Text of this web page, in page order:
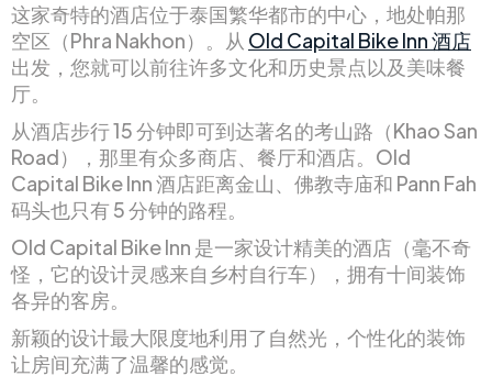
这家奇特的酒店位于泰国繁华都市的中心，地处帕那
空区（Phra Nakhon）。从 Old Capital Bike Inn 酒店
出发，您就可以前往许多文化和历史景点以及美味餐
厅。
从酒店步行 15 分钟即可到达著名的考山路（Khao San
Road），那里有众多商店、餐厅和酒店。Old
Capital Bike Inn 酒店距离金山、佛教寺庙和 Pann Fah
码头也只有 5 分钟的路程。
Old Capital Bike Inn 是一家设计精美的酒店（毫不奇
怪，它的设计灵感来自乡村自行车），拥有十间装饰
各异的客房。
新颖的设计最大限度地利用了自然光，个性化的装饰
让房间充满了温馨的感觉。